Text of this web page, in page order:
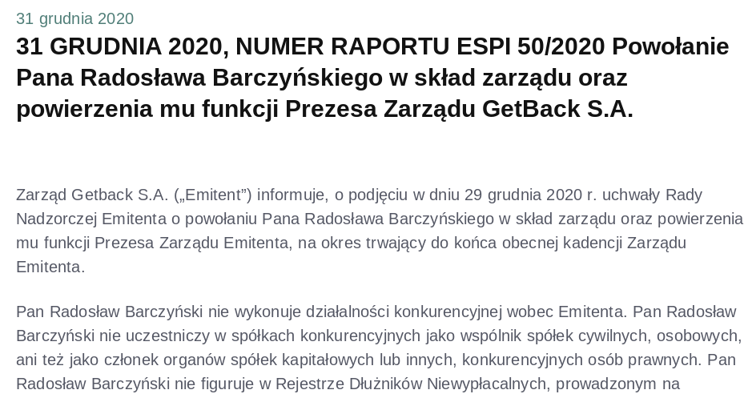
31 grudnia 2020
31 GRUDNIA 2020, NUMER RAPORTU ESPI 50/2020 Powołanie
Pana Radosława Barczyńskiego w skład zarządu oraz
powierzenia mu funkcji Prezesa Zarządu GetBack S.A.
Zarząd Getback S.A. („Emitent”) informuje, o podjęciu w dniu 29 grudnia 2020 r. uchwały Rady
Nadzorczej Emitenta o powołaniu Pana Radosława Barczyńskiego w skład zarządu oraz powierzenia
mu funkcji Prezesa Zarządu Emitenta, na okres trwający do końca obecnej kadencji Zarządu
Emitenta.
Pan Radosław Barczyński nie wykonuje działalności konkurencyjnej wobec Emitenta. Pan Radosław
Barczyński nie uczestniczy w spółkach konkurencyjnych jako wspólnik spółek cywilnych, osobowych,
ani też jako członek organów spółek kapitałowych lub innych, konkurencyjnych osób prawnych. Pan
Radosław Barczyński nie figuruje w Rejestrze Dłużników Niewypłacalnych, prowadzonym na